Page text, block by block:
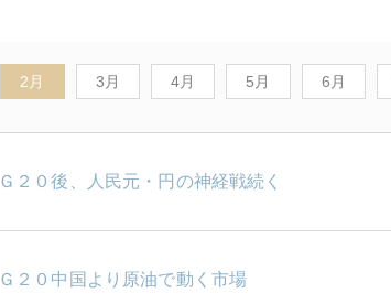
2月 3月 4月 5月 6月
Ｇ２０後、人民元・円の神経戦続く
Ｇ２０中国より原油で動く市場